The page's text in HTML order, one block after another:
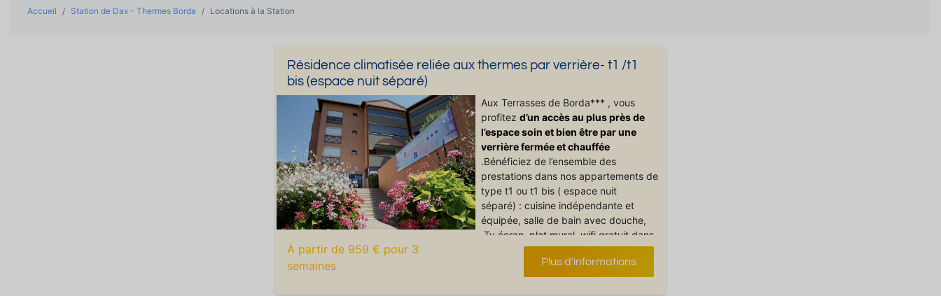
Accueil Station de Dax - Thermes Borda Locations à la Station
Résidence climatisée reliée aux thermes par verrière- t1 /t1
bis (espace nuit séparé)
Aux Terrasses de Borda*** , vous
profitez d’un accès au plus près de
l’espace soin et bien être par une
verrière fermée et chauffée
.Bénéficiez de l’ensemble des
prestations dans nos appartements de
type t1 ou t1 bis ( espace nuit
séparé) : cuisine indépendante et
équipée, salle de bain avec douche,
Tv écran plat mural, wifi gratuit dans
les appartements, Terrasses
À partir de 959 € pour 3
semaines
Plus d'informations